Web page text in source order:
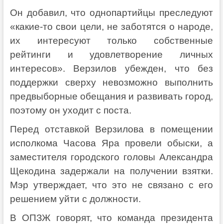
Он добавил, что однопартийцы преследуют
«какие-то свои цели, не заботятся о народе,
их интересуют только собственные
рейтинги и удовлетворение личных
интересов». Верзилов убежден, что без
поддержки сверху невозможно выполнить
предвыборные обещания и развивать город,
поэтому он уходит с поста.
Перед отставкой Верзилова в помещении
исполкома Часова Яра провели обыски, а
заместителя городского головы Александра
Щекодина задержали на получении взятки.
Мэр утверждает, что это не связано с его
решением уйти с должности.
В ОПЗЖ говорят, что команда президента